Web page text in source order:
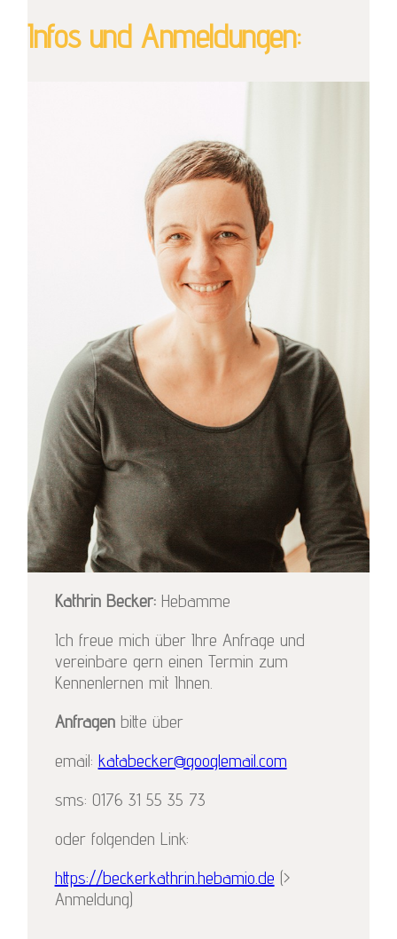
Infos und Anmeldungen:
Kathrin Becker:Hebamme
Ich freue mich über Ihre Anfrage und
vereinbare gern einen Termin zum
Kennenlernen mit Ihnen.
Anfragen bitte über
email: katabecker@googlemail.com
sms: 0176 31 55 35 73
oder folgenden Link:
https://beckerkathrin.hebamio.de (>
Anmeldung)